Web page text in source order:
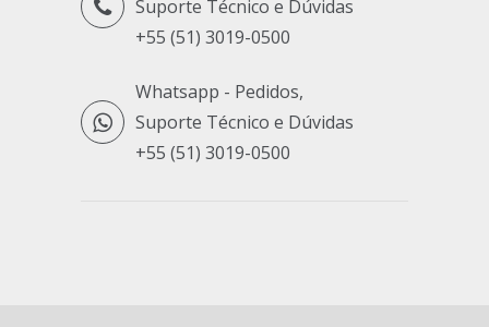
Suporte Técnico e Dúvidas
+55 (51) 3019-0500
Whatsapp - Pedidos,
Suporte Técnico e Dúvidas
+55 (51) 3019-0500